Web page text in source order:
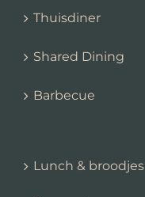
Thuisdiner
Shared Dining
Barbecue
Lunch & broodjes